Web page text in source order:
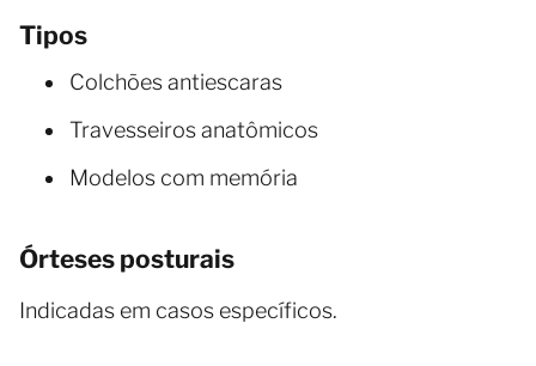
Tipos
Colchões antiescaras
Travesseiros anatômicos
Modelos com memória
Órteses posturais
Indicadas em casos específicos.